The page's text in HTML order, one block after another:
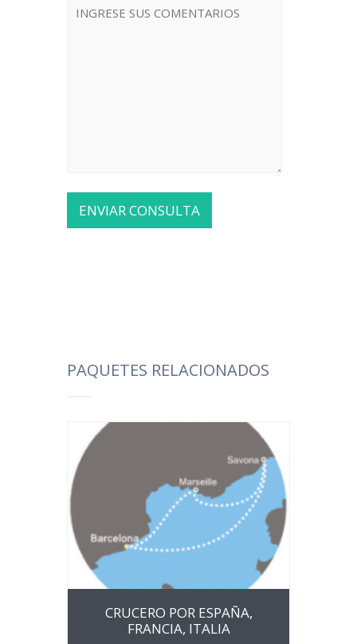
PAQUETES RELACIONADOS
CRUCERO POR ESPAÑA,
FRANCIA, ITALIA